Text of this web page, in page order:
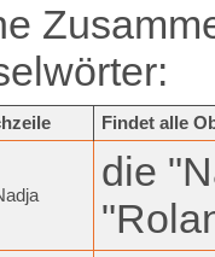
Findet alle
die